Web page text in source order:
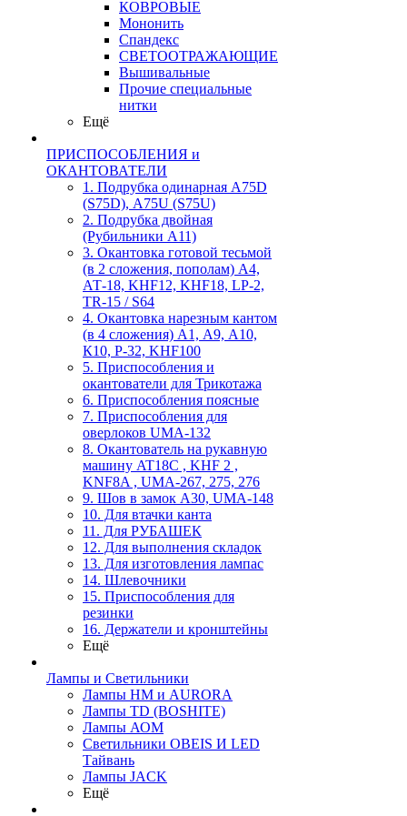
КОВРОВЫЕ
Мононить
Спандекс
СВЕТООТРАЖАЮЩИЕ
Вышивальные
Прочие специальные
нитки
Ещё
ПРИСПОСОБЛЕНИЯ и
ОКАНТОВАТЕЛИ
1. Подрубка одинарная А75D
(S75D), А75U (S75U)
2. Подрубка двойная
(Рубильники А11)
3. Окантовка готовой тесьмой
(в 2 сложения, пополам) А4,
АТ-18, KHF12, KHF18, LP-2,
TR-15 / S64
4. Окантовка нарезным кантом
(в 4 сложения) А1, А9, А10,
К10, Р-32, KHF100
5. Приспособления и
окантователи для Трикотажа
6. Приспособления поясные
7. Приспособления для
оверлоков UMA-132
8. Окантователь на рукавную
машину AT18C , KHF 2 ,
KNF8A , UMA-267, 275, 276
9. Шов в замок А30, UMA-148
10. Для втачки канта
11. Для РУБАШЕК
12. Для выполнения складок
13. Для изготовления лампас
14. Шлевочники
15. Приспособления для
резинки
16. Держатели и кронштейны
Ещё
Лампы и Светильники
Лампы HM и AURORA
Лампы TD (BOSHITE)
Лампы АОМ
Светильники OBEIS И LED
Тайвань
Лампы JACK
Ещё